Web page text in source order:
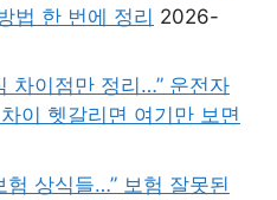
법 한 번에 정리 2026-
차이점만 정리…” 운전자
이 헷갈리면 여기만 보면
험 상식들…” 보험 잘못된